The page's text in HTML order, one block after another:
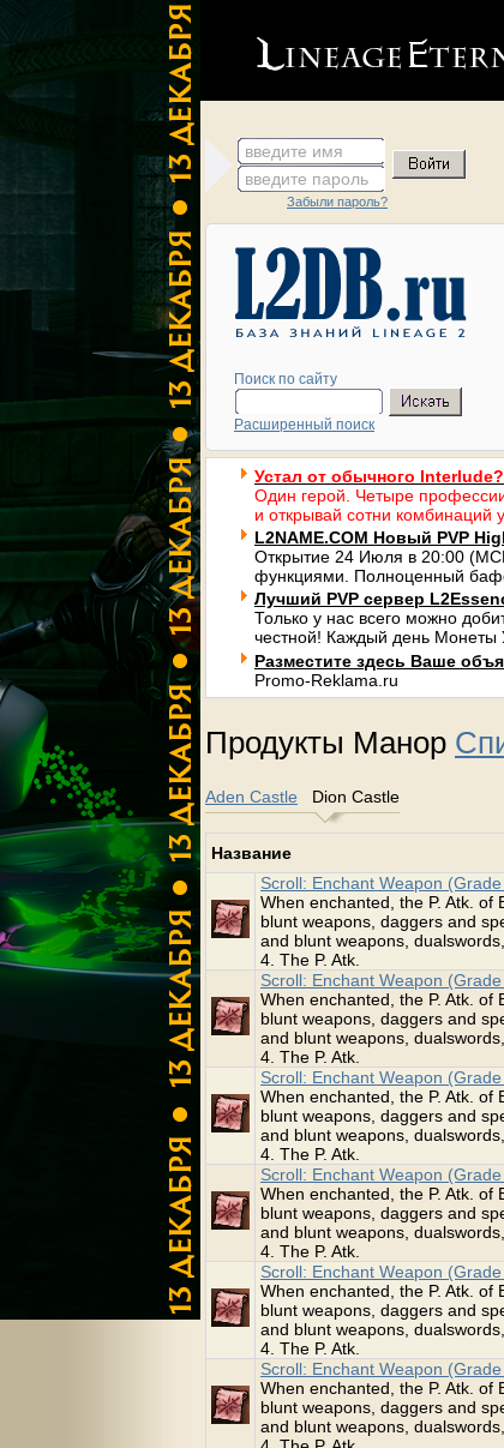
введите имя
введите пароль
Забыли пароль?
Поиск по сайту
Расширенный поиск
Устал от обычного
Один герой. Четыре
и открывай сотни комбинаций
L2NAME.COM Новый PVP
Открытие 24 Июля в 20:00
функциями. Полноценный
Лучший PVP сервер
Только у нас всего можно
честной! Каждый день Монеты
Разместите здесь Ваше
Promo-Reklama.ru
Продукты Манор
Aden Castle Dion Castle
Название
Scroll: Enchant Weapon (Grade
When enchanted, the P. Atk.
blunt weapons, daggers and
and blunt weapons,
4. The P. Atk.
Scroll: Enchant Weapon (Grade
When enchanted, the P. Atk.
blunt weapons, daggers and
and blunt weapons,
4. The P. Atk.
Scroll: Enchant Weapon (Grade
When enchanted, the P. Atk.
blunt weapons, daggers and
and blunt weapons,
4. The P. Atk.
Scroll: Enchant Weapon (Grade
When enchanted, the P. Atk.
blunt weapons, daggers and
and blunt weapons,
4. The P. Atk.
Scroll: Enchant Weapon (Grade
When enchanted, the P. Atk.
blunt weapons, daggers and
and blunt weapons,
4. The P. Atk.
Scroll: Enchant Weapon (Grade
When enchanted, the P. Atk.
blunt weapons, daggers and
and blunt weapons,